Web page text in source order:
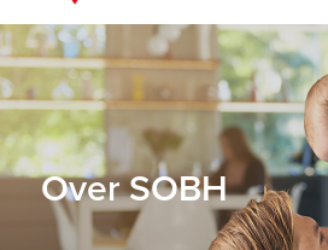
Over SOBH